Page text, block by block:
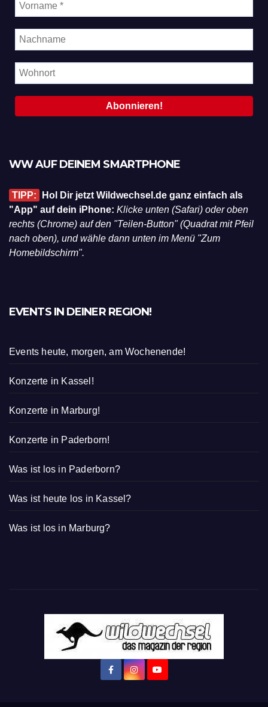
WW AUF DEINEM SMARTPHONE
TIPP:
Hol Dir jetzt Wildwechsel.de ganz einfach als
"App" auf dein iPhone: Klicke unten (Safari) oder oben
rechts (Chrome) auf den "Teilen-Button" (Quadrat mit Pfeil
nach oben), und wähle dann unten im Menü "Zum
Homebildschirm".
EVENTS IN DEINER REGION!
Events heute, morgen, am Wochenende!
Konzerte in Kassel!
Konzerte in Marburg!
Konzerte in Paderborn!
Was ist los in Paderborn?
Was ist heute los in Kassel?
Was ist los in Marburg?